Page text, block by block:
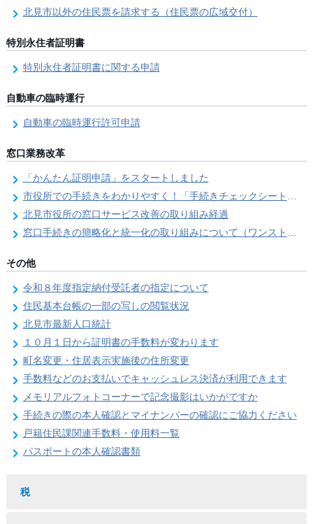
北見市以外の住民票を請求する（住民票の広域交付）
特別永住者証明書
特別永住者証明書に関する申請
自動車の臨時運行
自動車の臨時運行許可申請
窓口業務改革
「かんたん証明申請」をスタートしました
市役所での手続きをわかりやすく！「手続きチェックシート」を導入しました
北見市役所の窓口サービス改善の取り組み経過
窓口手続きの簡略化と統一化の取り組みについて（ワンストップサービス推進事業）
その他
令和８年度指定納付受託者の指定について
住民基本台帳の一部の写しの閲覧状況
北見市最新人口統計
１０月１日から証明書の手数料が変わります
町名変更・住居表示実施後の住所変更
手数料などのお支払いでキャッシュレス決済が利用できます
メモリアルフォトコーナーで記念撮影はいかがですか
手続きの際の本人確認とマイナンバーの確認にご協力ください
戸籍住民課関連手数料・使用料一覧
パスポートの本人確認書類
税